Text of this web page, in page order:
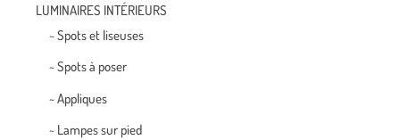
LUMINAIRES INTÉRIEURS
~ Spots et liseuses
~ Spots à poser
~ Appliques
~ Lampes sur pied